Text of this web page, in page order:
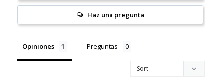
Haz una pregunta
Opiniones Preguntas